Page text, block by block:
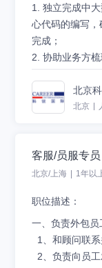
验（如Vue、
3.熟练掌握H5
4.对前端技术有
心、能够准确把
新技术的兴趣和
1. 独立完成中
心代码的编写
完成；
2. 协助业务方
3. 对技术有较
术、现有系统技
任职要求：
1. 本科及以上学
2.熟悉常用的设
间件；能对分布
中
. 具备高并发
北京
北京
客服/员服专员
北京/上海 1年以
职位描述：
一、负责外包
1、和顾问联
2、负责向员